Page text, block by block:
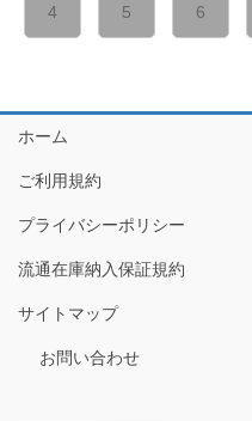
4 5 6
ホーム
ご利用規約
プライバシーポリシー
流通在庫納入保証規約
サイトマップ
お問い合わせ